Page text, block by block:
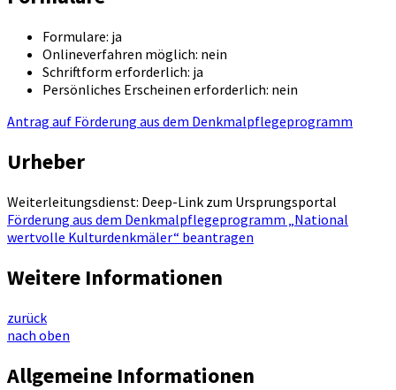
Formulare: ja
Onlineverfahren möglich: nein
Schriftform erforderlich: ja
Persönliches Erscheinen erforderlich: nein
Antrag auf Förderung aus dem Denkmalpflegeprogramm
Urheber
Weiterleitungsdienst: Deep-Link zum Ursprungsportal
Förderung aus dem Denkmalpflegeprogramm „National
wertvolle Kulturdenkmäler“ beantragen
Weitere Informationen
zurück
nach oben
Allgemeine Informationen